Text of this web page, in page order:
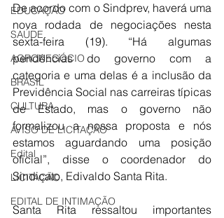
EDUCAÇÃO
SAÚDE
AGRONEGÓCIO
BRASIL
CULTURA
AVISO DE LICITAÇÃO
Edital
LICITAÇÃO
EDITAL DE INTIMAÇÃO
De acordo com o Sindprev, haverá uma
nova rodada de negociações nesta
sexta-feira (19). “Há algumas
pendências do governo com a
categoria e uma delas é a inclusão da
Previdência Social nas carreiras típicas
de Estado, mas o governo não
formalizou a nossa proposta e nós
estamos aguardando uma posição
oficial”, disse o coordenador do
Sindicato, Edivaldo Santa Rita.
Santa Rita ressaltou importantes